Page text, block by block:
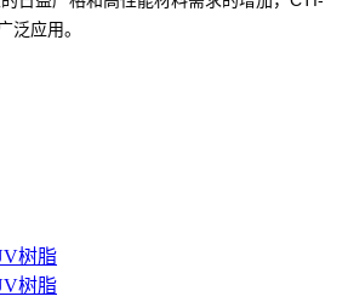
泛应用。
树脂
树脂